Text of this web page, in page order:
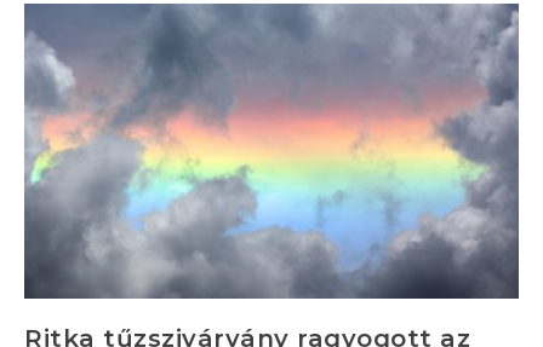
Ritka tűzszivárvány ragyogott az